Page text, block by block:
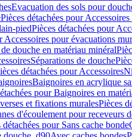
Evacuation des sols pour
Pièces détachées pour
piedPièces détachées pour
Accessoires pour évacuations
douche en matériau minéral
Séparations de douche
détachées pour Accessoires
Baignoires en acrylique
pour Baignoires en
et fixations muralesPièces
d'écoulement pour receveurs
détachées pour Sans cache bonde